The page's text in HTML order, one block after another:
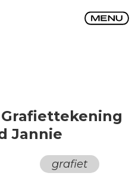
Jannie
grafiet